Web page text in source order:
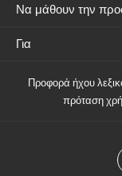
Να μάθουν την
Για
Προφορά ήχου
πρόταση